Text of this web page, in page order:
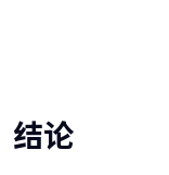
结论